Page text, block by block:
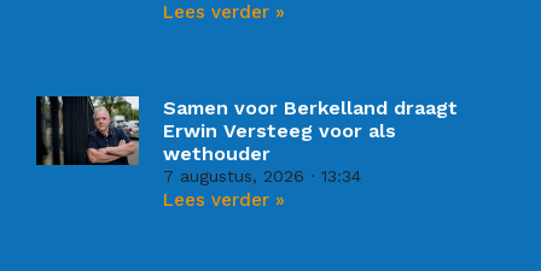
Lees verder »
Samen voor Berkelland draagt
Erwin Versteeg voor als
wethouder
7 augustus, 2026 13:34
Lees verder »